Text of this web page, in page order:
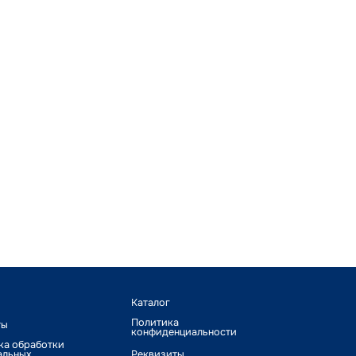
обработки
Каталог
Политика
конфиденциальности